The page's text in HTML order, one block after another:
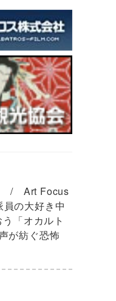
/ Art Focus
の大好き中
「オカルト
が紡ぐ恐怖